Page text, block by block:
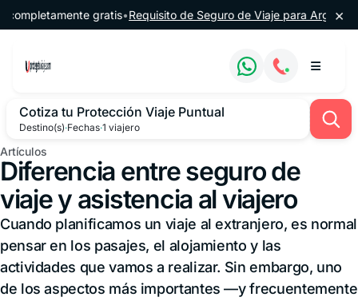
Saltar al contenido
gratis•Requisito de Seguro de Viaje para Argentina• 🔔
×
Cotiza tu Protección Viaje Puntual
Destino(s)·Fechas·1 viajero
Artículos
Diferencia entre seguro de
viaje y asistencia al viajero
Cuando planificamos un viaje al extranjero, es normal
pensar en los pasajes, el alojamiento y las
actividades que vamos a realizar. Sin embargo, uno
de los aspectos más importantes —y frecuentemente